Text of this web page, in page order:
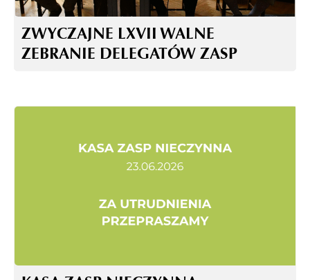
ZWYCZAJNE LXVII WALNE
ZEBRANIE DELEGATÓW ZASP